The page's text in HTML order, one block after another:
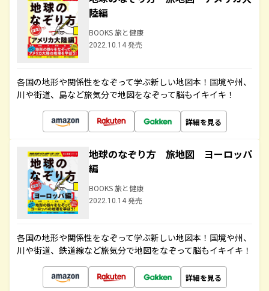
陸編
BOOKS 旅と健康
2022.10.14 発売
各国の地形や関係性をなぞって学ぶ新しい地図本！国境や州、
川や街道、島など旅気分で地図をなぞって脳もイキイキ！
詳細を見る
地球のなぞり方 旅地図 ヨーロッパ
編
BOOKS 旅と健康
2022.10.14 発売
各国の地形や関係性をなぞって学ぶ新しい地図本！国境や州、
川や街道、鉄道線など旅気分で地図をなぞって脳もイキイキ！
詳細を見る